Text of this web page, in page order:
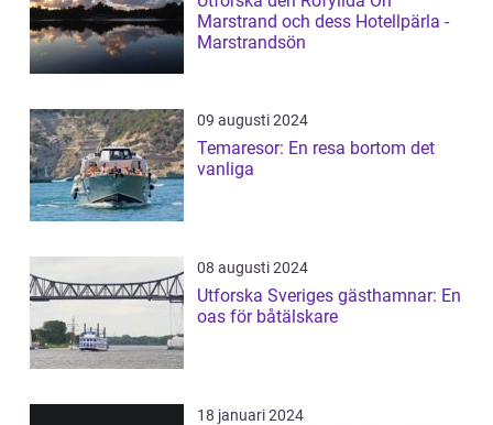
Marstrand och dess Hotellpärla -
Marstrandsön
09 augusti 2024
Temaresor: En resa bortom det
vanliga
08 augusti 2024
Utforska Sveriges gästhamnar: En
oas för båtälskare
18 januari 2024